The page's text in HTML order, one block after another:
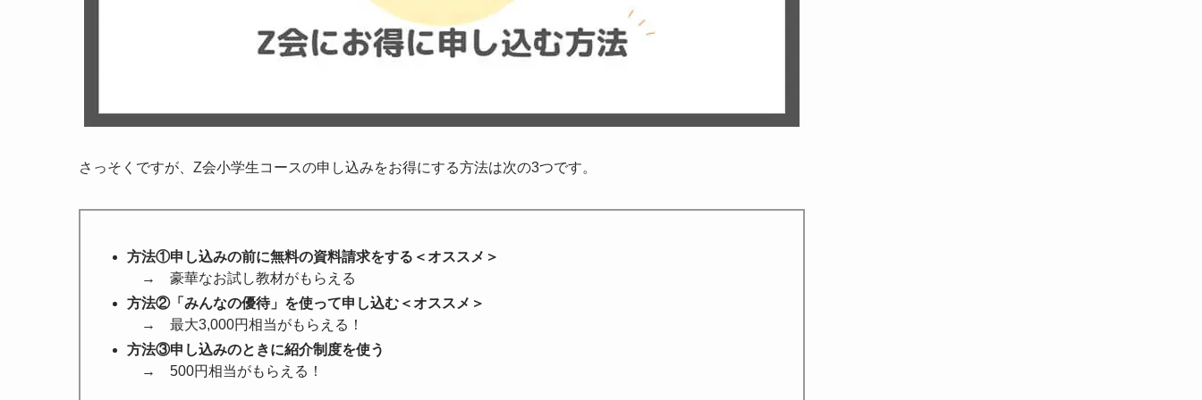
さっそくですが、Z会小学生コースの申し込みをお得にする方法は次の3つです。
方法①申し込みの前に無料の資料請求をする＜オススメ＞
→ 豪華なお試し教材がもらえる
方法②「みんなの優待」を使って申し込む＜オススメ＞
→ 最大3,000円相当がもらえる！
方法③申し込みのときに紹介制度を使う
→ 500円相当がもらえる！